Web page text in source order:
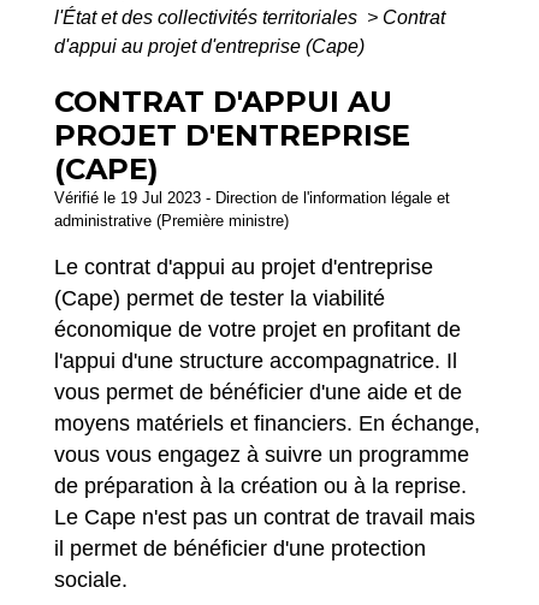
l'État et des collectivités territoriales > Contrat
d'appui au projet d'entreprise (Cape)
CONTRAT D'APPUI AU
PROJET D'ENTREPRISE
(CAPE)
Vérifié le 19 Jul 2023 - Direction de l'information légale et
administrative (Première ministre)
Le contrat d'appui au projet d'entreprise
(Cape) permet de tester la viabilité
économique de votre projet en profitant de
l'appui d'une structure accompagnatrice. Il
vous permet de bénéficier d'une aide et de
moyens matériels et financiers. En échange,
vous vous engagez à suivre un programme
de préparation à la création ou à la reprise.
Le Cape n'est pas un contrat de travail mais
il permet de bénéficier d'une protection
sociale.